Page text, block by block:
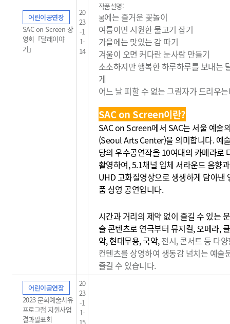
어린이공연장
SAC on Screen 상
영회「달래이야
기」
20
23
-1
1-
14
작품설명:
봄에는 즐거운 꽃놀이
여름이면 시원한 물고기 잡기
가을에는 맛있는 감 따기
겨울이 오면 커다란 눈사람 만들기
소소하지만 행복한 하루하루를 보내는
게
어느 날 피할 수 없는 그림자가 드리우
SAC on Screen이란?
SAC on Screen에서 SAC는 서울 예술
(Seoul Arts Center)을 의미합니다. 예
당의 우수공연작을 10여대의 카메라로
촬영하여, 5.1채널 입체 서라운드 음향
UHD 고화질영상으로 생생하게 담아낸
품 상영 공연입니다.
시간과 거리의 제약 없이 즐길 수 있는
술 콘텐츠로 연극부터 뮤지컬, 오페라,
악, 현대무용, 국악,전시, 콘서트 등 다
컨텐츠를 상영하여 생동감 넘치는 예술
즐길 수 있습니다.
어린이공연장
2023 문화예술치유
프로그램 지원사업
결과발표회
20
23
-1
1-